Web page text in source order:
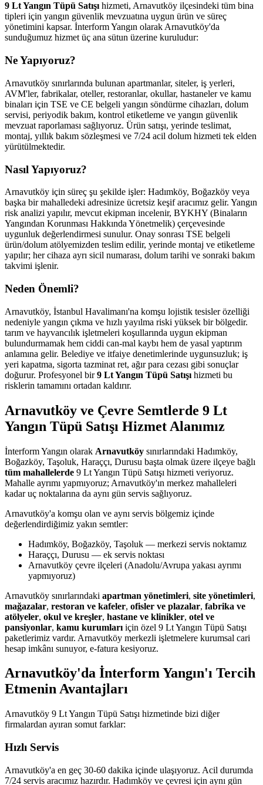
9 Lt Yangın Tüpü Satışıhizmeti, Arnavutköy ilçesindeki tüm bina
tipleri için yangın güvenlik mevzuatına uygun ürün ve süreç
yönetimini kapsar. İnterform Yangın olarak Arnavutköy'da
sunduğumuz hizmet üç ana sütun üzerine kuruludur:
Ne Yapıyoruz?
Arnavutköy sınırlarında bulunan apartmanlar, siteler, iş yerleri,
AVM'ler, fabrikalar, oteller, restoranlar, okullar, hastaneler ve kamu
binaları için TSE ve CE belgeli yangın söndürme cihazları, dolum
servisi, periyodik bakım, kontrol etiketleme ve yangın güvenlik
mevzuat raporlaması sağlıyoruz. Ürün satışı, yerinde teslimat,
montaj, yıllık bakım sözleşmesi ve 7/24 acil dolum hizmeti tek elden
yürütülmektedir.
Nasıl Yapıyoruz?
Arnavutköy için süreç şu şekilde işler: Hadımköy, Boğazköy veya
başka bir mahalledeki adresinize ücretsiz keşif aracımız gelir. Yangın
risk analizi yapılır, mevcut ekipman incelenir, BYKHY (Binaların
Yangından Korunması Hakkında Yönetmelik) çerçevesinde
uygunluk değerlendirmesi sunulur. Onay sonrası TSE belgeli
ürün/dolum atölyemizden teslim edilir, yerinde montaj ve etiketleme
yapılır; her cihaza ayrı sicil numarası, dolum tarihi ve sonraki bakım
takvimi işlenir.
Neden Önemli?
Arnavutköy, İstanbul Havalimanı'na komşu lojistik tesisler özelliği
nedeniyle yangın çıkma ve hızlı yayılma riski yüksek bir bölgedir.
tarım ve hayvancılık işletmeleri koşullarında uygun ekipman
bulundurmamak hem ciddi can-mal kaybı hem de yasal yaptırım
anlamına gelir. Belediye ve itfaiye denetimlerinde uygunsuzluk; iş
yeri kapatma, sigorta tazminat ret, ağır para cezası gibi sonuçlar
doğurur. Profesyonel bir9 Lt Yangın Tüpü Satışı hizmeti bu
risklerin tamamını ortadan kaldırır.
Arnavutköy ve Çevre Semtlerde 9 Lt
Yangın Tüpü Satışı Hizmet Alanımız
İnterform Yangın olarak Arnavutköy sınırlarındaki Hadımköy,
Boğazköy, Taşoluk, Haraççı, Durusu başta olmak üzere ilçeye bağlı
tüm mahallelerde 9 Lt Yangın Tüpü Satışı hizmeti veriyoruz.
Mahalle ayrımı yapmıyoruz; Arnavutköy'ın merkez mahalleleri
kadar uç noktalarına da aynı gün servis sağlıyoruz.
Arnavutköy'a komşu olan ve aynı servis bölgemiz içinde
değerlendirdiğimiz yakın semtler:
Hadımköy, Boğazköy, Taşoluk — merkezi servis noktamız
Haraççı, Durusu — ek servis noktası
Arnavutköy çevre ilçeleri (Anadolu/Avrupa yakası ayrımı
yapmıyoruz)
Arnavutköy sınırlarındaki apartman yönetimleri, site yönetimleri,
mağazalar, restoran ve kafeler, ofisler ve plazalar, fabrika ve
atölyeler, okul ve kreşler, hastane ve klinikler, otel ve
pansiyonlar, kamu kurumları için özel 9 Lt Yangın Tüpü Satışı
paketlerimiz vardır. Arnavutköy merkezli işletmelere kurumsal cari
hesap imkânı sunuyor, e-fatura kesiyoruz.
Arnavutköy'da İnterform Yangın'ı Tercih
Etmenin Avantajları
Arnavutköy 9 Lt Yangın Tüpü Satışı hizmetinde bizi diğer
firmalardan ayıran somut farklar:
Hızlı Servis
Arnavutköy'a en geç 30-60 dakika içinde ulaşıyoruz. Acil durumda
7/24 servis aracımız hazırdır. Hadımköy ve çevresi için aynı gün